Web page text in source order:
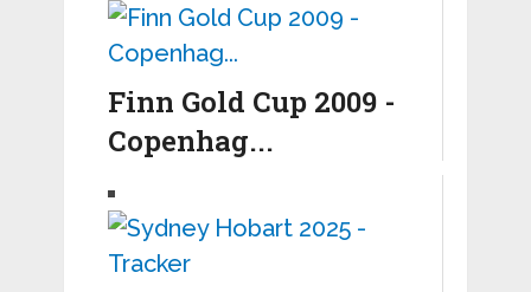
Finn Gold Cup 2009 -
Copenhag...